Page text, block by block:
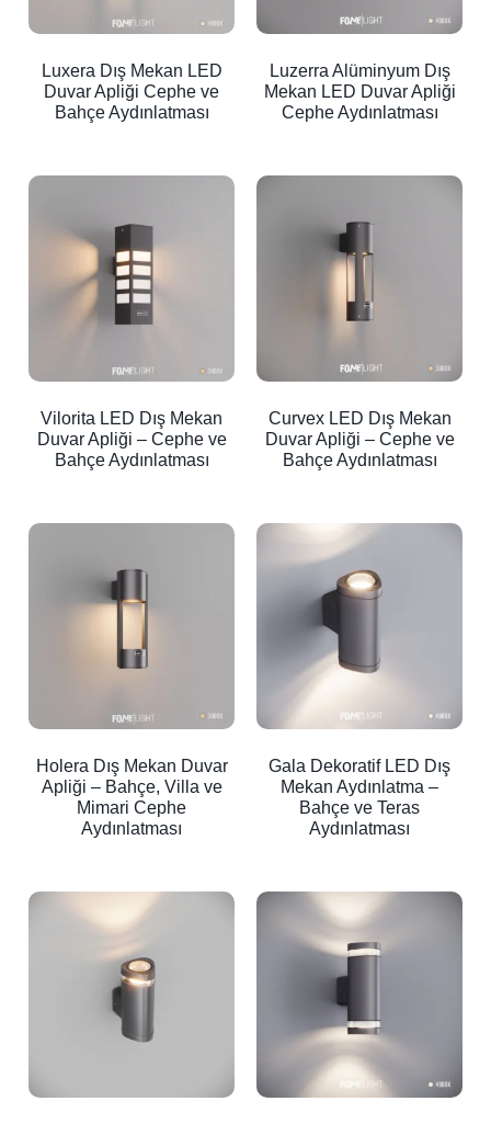
Luxera Dış Mekan LED
Duvar Apliği Cephe ve
Bahçe Aydınlatması
Luzerra Alüminyum Dış
Mekan LED Duvar Apliği
Cephe Aydınlatması
Vilorita LED Dış Mekan
Duvar Apliği – Cephe ve
Bahçe Aydınlatması
Curvex LED Dış Mekan
Duvar Apliği – Cephe ve
Bahçe Aydınlatması
Holera Dış Mekan Duvar
Apliği – Bahçe, Villa ve
Mimari Cephe
Aydınlatması
Gala Dekoratif LED Dış
Mekan Aydınlatma –
Bahçe ve Teras
Aydınlatması